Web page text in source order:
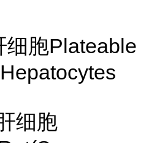
细胞Plateable
细胞